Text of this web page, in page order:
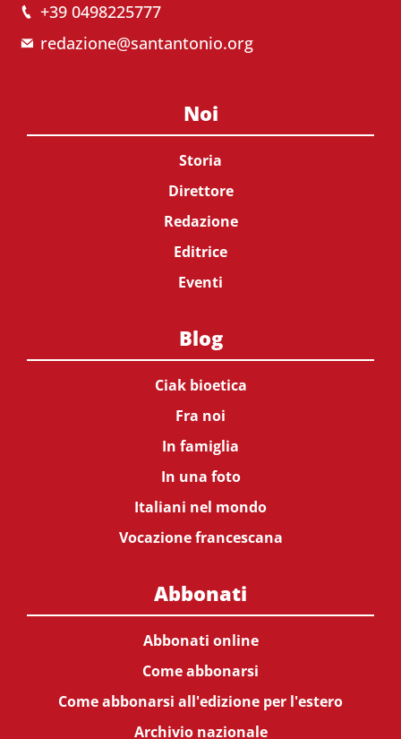
+39 0498225777
redazione@santantonio.org
Noi
Storia
Direttore
Redazione
Editrice
Eventi
Blog
Ciak bioetica
Fra noi
In famiglia
In una foto
Italiani nel mondo
Vocazione francescana
Abbonati
Abbonati online
Come abbonarsi
Come abbonarsi all'edizione per l'estero
Archivio nazionale